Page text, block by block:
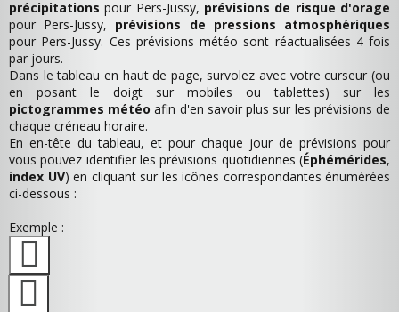
précipitations pour Pers-Jussy, prévisions de risque d'orage
pour Pers-Jussy, prévisions de pressions atmosphériques
pour Pers-Jussy. Ces prévisions météo sont réactualisées 4 fois
par jours.
Dans le tableau en haut de page, survolez avec votre curseur (ou
en posant le doigt sur mobiles ou tablettes) sur les
pictogrammes météo afin d'en savoir plus sur les prévisions de
chaque créneau horaire.
En en-tête du tableau, et pour chaque jour de prévisions pour
vous pouvez identifier les prévisions quotidiennes (Éphémérides,
index UV) en cliquant sur les icônes correspondantes énumérées
ci-dessous :
Exemple :